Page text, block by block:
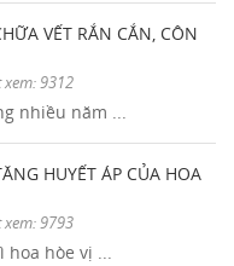
VẾT RẮN CẮN, CÔN
9312
nhiều năm ...
HUYẾT ÁP CỦA HOA
9793
hoa hòe vị ...